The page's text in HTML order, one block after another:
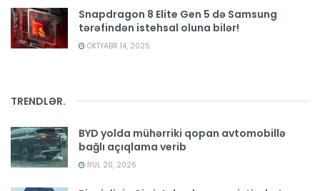
Snapdragon 8 Elite Gen 5 də Samsung
tərəfindən istehsal oluna bilər!
OKTYABR 14, 2025
TRENDLƏR.
BYD yolda mühərriki qopan avtomobillə
bağlı açıqlama verib
İYUL 20, 2026